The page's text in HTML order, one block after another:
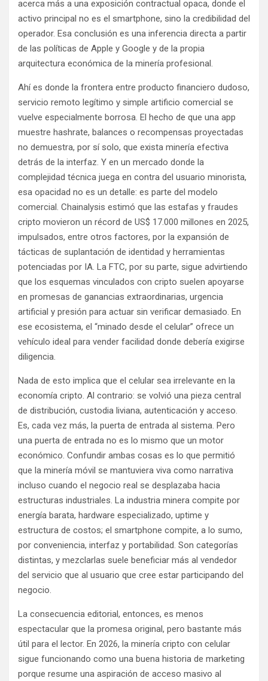
acerca más a una exposición contractual opaca, donde el
activo principal no es el smartphone, sino la credibilidad del
operador. Esa conclusión es una inferencia directa a partir
de las políticas de Apple y Google y de la propia
arquitectura económica de la minería profesional.
Ahí es donde la frontera entre producto financiero dudoso,
servicio remoto legítimo y simple artificio comercial se
vuelve especialmente borrosa. El hecho de que una app
muestre hashrate, balances o recompensas proyectadas
no demuestra, por sí solo, que exista minería efectiva
detrás de la interfaz. Y en un mercado donde la
complejidad técnica juega en contra del usuario minorista,
esa opacidad no es un detalle: es parte del modelo
comercial. Chainalysis estimó que las estafas y fraudes
cripto movieron un récord de US$ 17.000 millones en 2025,
impulsados, entre otros factores, por la expansión de
tácticas de suplantación de identidad y herramientas
potenciadas por IA. La FTC, por su parte, sigue advirtiendo
que los esquemas vinculados con cripto suelen apoyarse
en promesas de ganancias extraordinarias, urgencia
artificial y presión para actuar sin verificar demasiado. En
ese ecosistema, el “minado desde el celular” ofrece un
vehículo ideal para vender facilidad donde debería exigirse
diligencia.
Nada de esto implica que el celular sea irrelevante en la
economía cripto. Al contrario: se volvió una pieza central
de distribución, custodia liviana, autenticación y acceso.
Es, cada vez más, la puerta de entrada al sistema. Pero
una puerta de entrada no es lo mismo que un motor
económico. Confundir ambas cosas es lo que permitió
que la minería móvil se mantuviera viva como narrativa
incluso cuando el negocio real se desplazaba hacia
estructuras industriales. La industria minera compite por
energía barata, hardware especializado, uptime y
estructura de costos; el smartphone compite, a lo sumo,
por conveniencia, interfaz y portabilidad. Son categorías
distintas, y mezclarlas suele beneficiar más al vendedor
del servicio que al usuario que cree estar participando del
negocio.
La consecuencia editorial, entonces, es menos
espectacular que la promesa original, pero bastante más
útil para el lector. En 2026, la minería cripto con celular
sigue funcionando como una buena historia de marketing
porque resume una aspiración de acceso masivo al